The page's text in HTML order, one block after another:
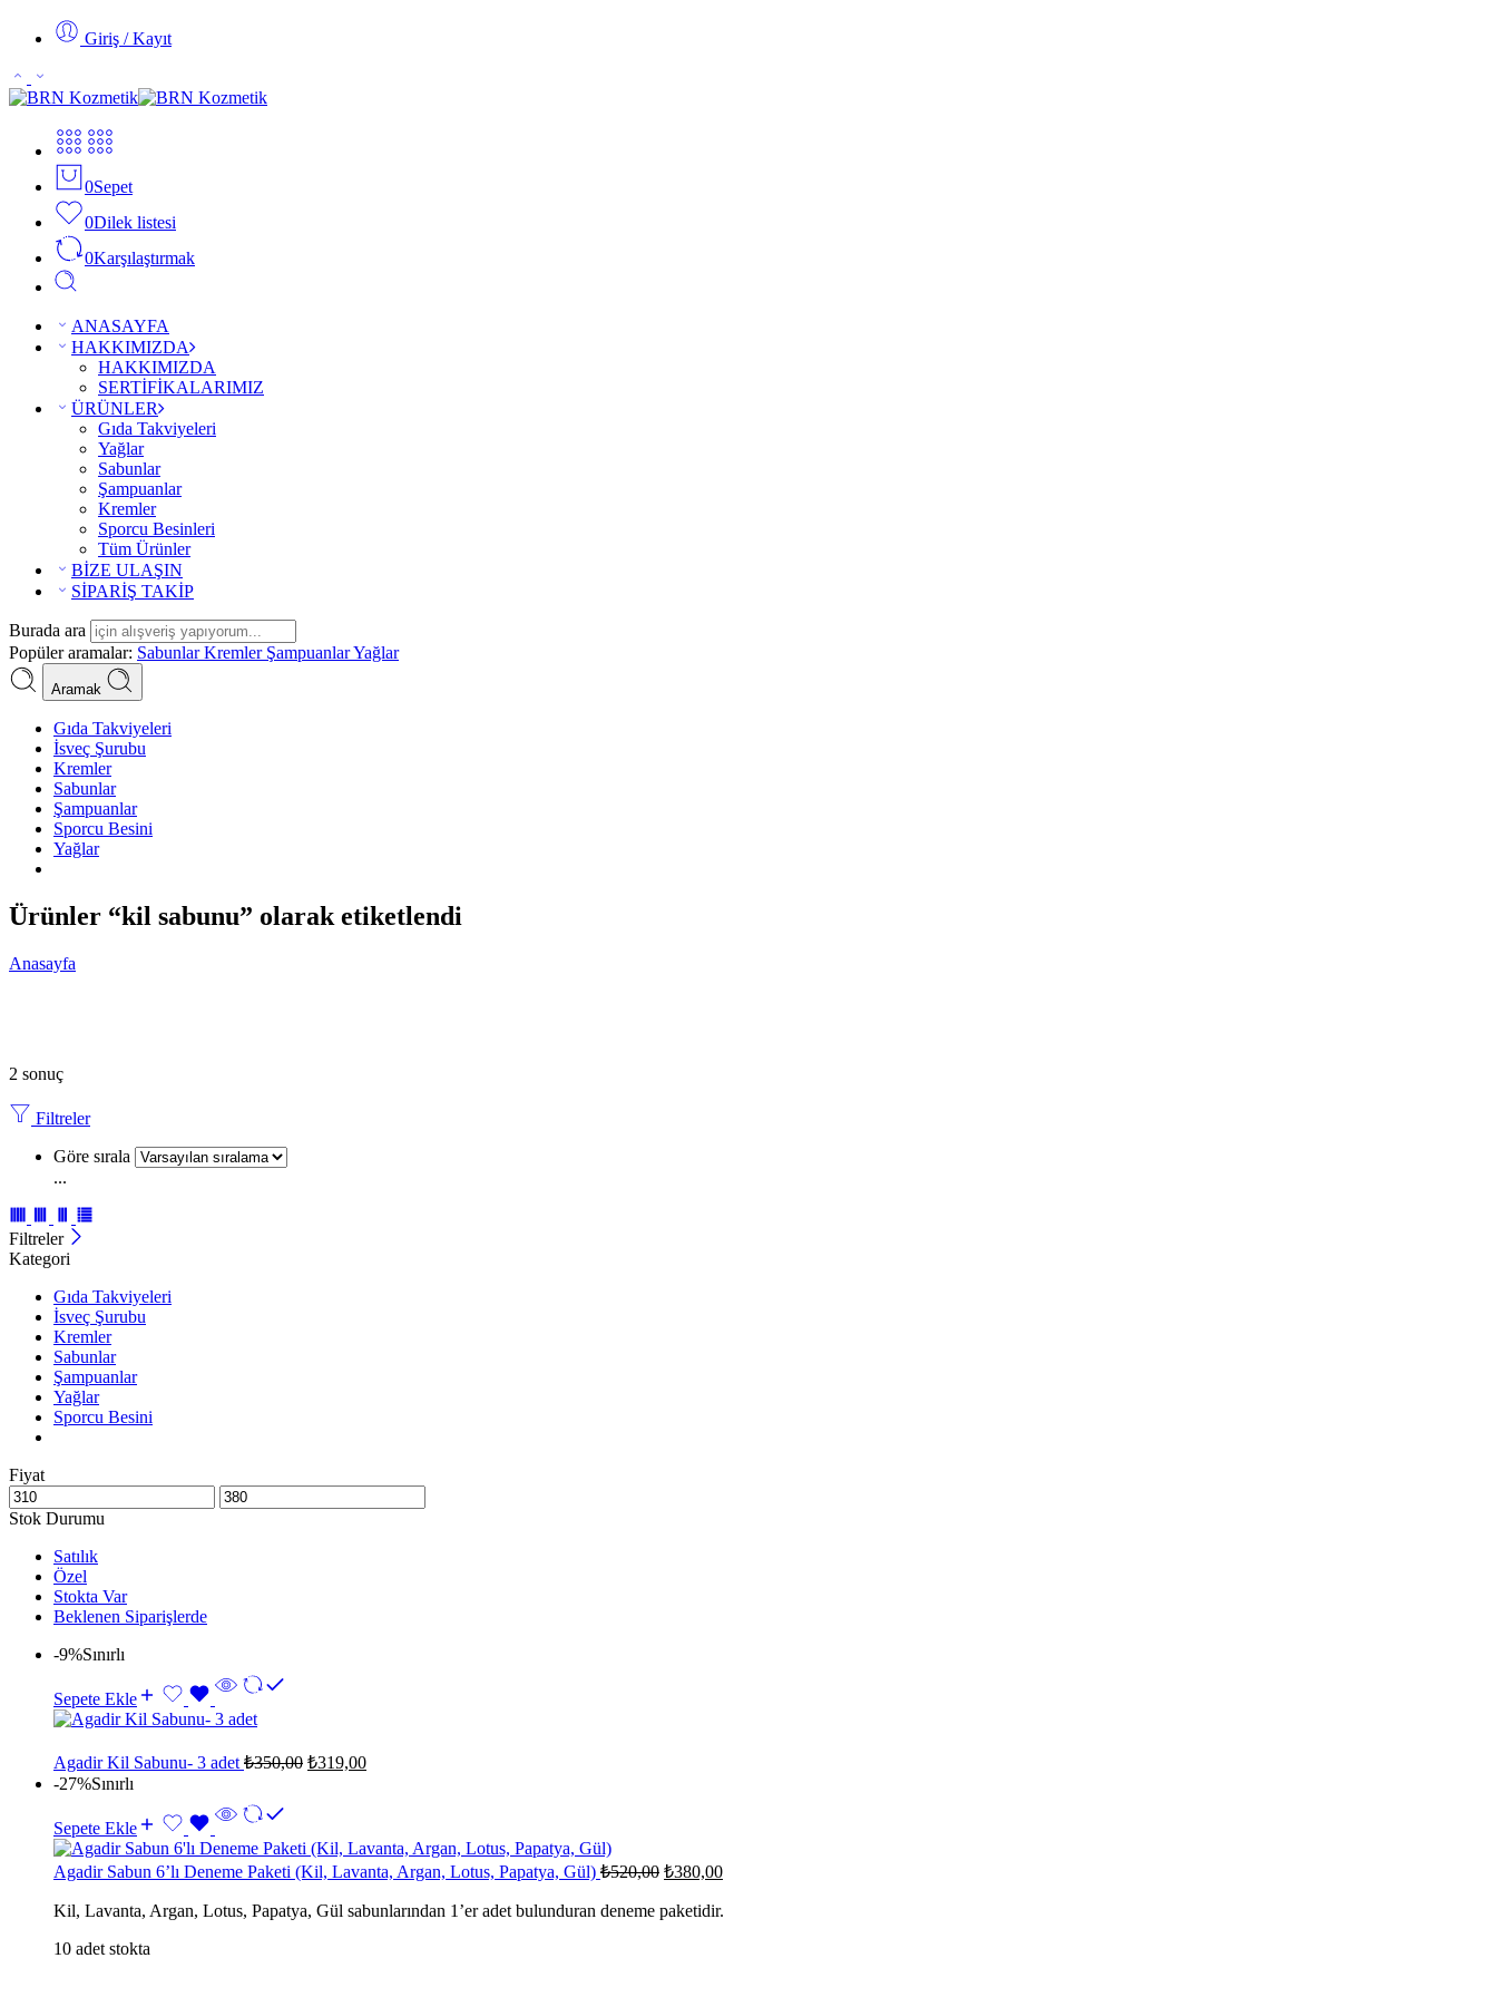
Giriş / Kayıt
0Sepet
0Dilek listesi
0Karşılaştırmak
ANASAYFA
HAKKIMIZDA
HAKKIMIZDA
SERTİFİKALARIMIZ
ÜRÜNLER
Gıda Takviyeleri
Yağlar
Sabunlar
Şampuanlar
Kremler
Sporcu Besinleri
Tüm Ürünler
BİZE ULAŞIN
SİPARİŞ TAKİP
Burada ara
Popüler aramalar: SabunlarKremler ŞampuanlarYağlar
Aramak
Gıda Takviyeleri
İsveç Şurubu
Kremler
Sabunlar
Şampuanlar
Sporcu Besini
Yağlar
Ürünler “kil sabunu” olarak etiketlendi
Anasayfa
2 sonuç
Filtreler
Göre sırala
...
Filtreler
Kategori
Gıda Takviyeleri
İsveç Şurubu
Kremler
Sabunlar
Şampuanlar
Yağlar
Sporcu Besini
Fiyat
Stok Durumu
Satılık
Özel
Stokta Var
Beklenen Siparişlerde
-9%Sınırlı
Sepete Ekle
Agadir Kil Sabunu- 3 adet ₺350,00 ₺319,00
-27%Sınırlı
Sepete Ekle
Agadir Sabun 6’lı Deneme Paketi (Kil, Lavanta, Argan, Lotus, Papatya, Gül) ₺520,00 ₺380,00
Kil, Lavanta, Argan, Lotus, Papatya, Gül sabunlarından 1’er adet bulunduran deneme paketidir.
10 adet stokta